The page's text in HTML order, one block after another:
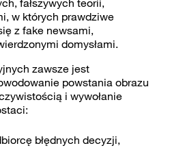
fałszywych teorii,
w których prawdziwe
z fake newsami,
domysłami.
zawsze jest
powstania obrazu
i wywołanie
błędnych decyzji,